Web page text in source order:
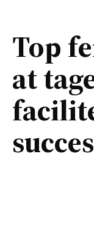
Top
at
succes